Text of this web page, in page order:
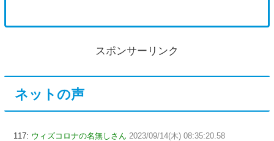
スポンサーリンク
ネットの声
117: ウィズコロナの名無しさん 2023/09/14(木) 08:35:20.58